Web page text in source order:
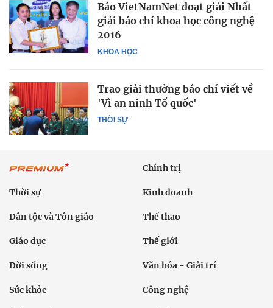
KHOA HỌC
Báo VietNamNet đoạt giải Nhất
giải báo chí khoa học công nghệ
2016
THỜI SỰ
Trao giải thưởng báo chí viết về
'Vì an ninh Tổ quốc'
Chính trị
Thời sự Kinh doanh
Dân tộc và Tôn giáo Thể thao
Giáo dục Thế giới
Đời sống Văn hóa - Giải trí
Sức khỏe Công nghệ